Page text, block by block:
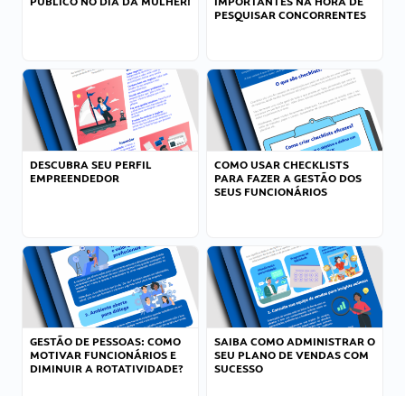
PESQUISAR CONCORRENTES
DESCUBRA SEU PERFIL
EMPREENDEDOR
COMO USAR CHECKLISTS
PARA FAZER A GESTÃO DOS
SEUS FUNCIONÁRIOS
GESTÃO DE PESSOAS: COMO
MOTIVAR FUNCIONÁRIOS E
DIMINUIR A ROTATIVIDADE?
SAIBA COMO ADMINISTRAR O
SEU PLANO DE VENDAS COM
SUCESSO